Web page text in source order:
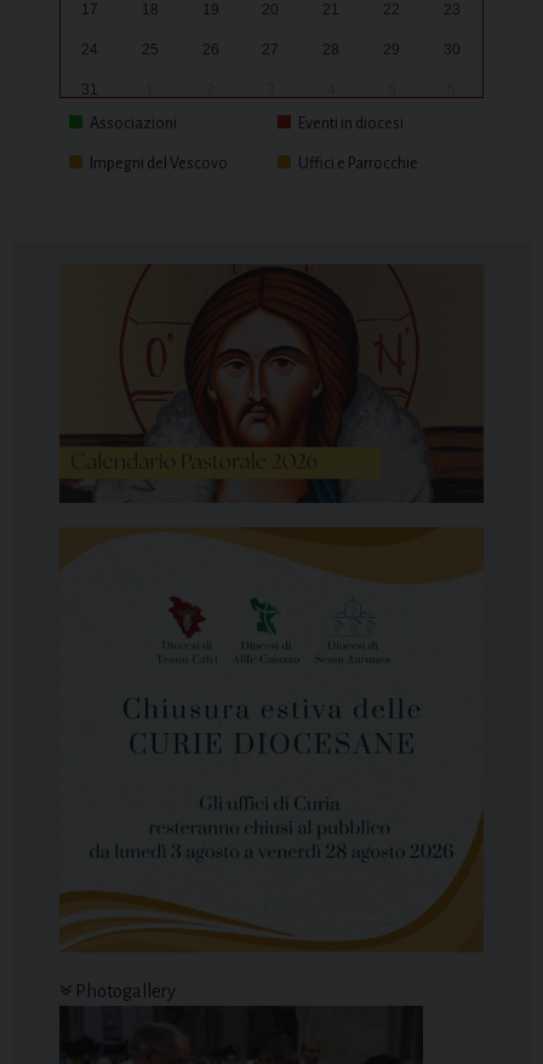
17 18 19 20 21 22 23
24 25 26 27 28 29 30
31
Associazioni
Eventi in diocesi
Impegni del Vescovo Uffici e Parrocchie
Photogallery